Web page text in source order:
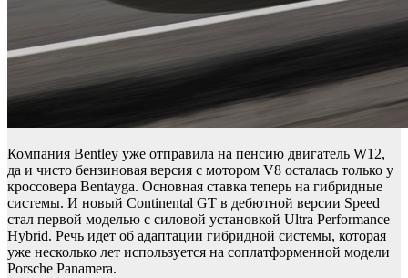
Компания Bentley уже отправила на пенсию двигатель W12,
да и чисто бензиновая версия с мотором V8 осталась только у
кроссовера Bentayga. Основная ставка теперь на гибридные
системы. И новый Continental GT в дебютной версии Speed
стал первой моделью с силовой установкой Ultra Performance
Hybrid. Речь идет об адаптации гибридной системы, которая
уже несколько лет используется на соплатформенной модели
Porsche Panamera.